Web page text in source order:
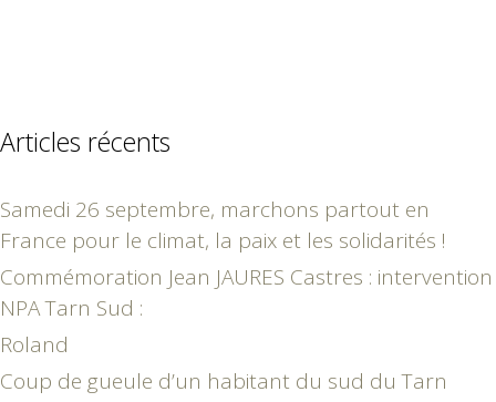
Articles récents
Samedi 26 septembre, marchons partout en
France pour le climat, la paix et les solidarités !
Commémoration Jean JAURES Castres : intervention
NPA Tarn Sud :
Roland
Coup de gueule d’un habitant du sud du Tarn